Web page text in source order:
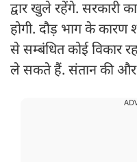
द्वार खुले रहेंगे. सरकारी
होगी. दौड़ भाग के कारण
से सम्बंधित कोई विकार
ले सकते हैं. संतान की और